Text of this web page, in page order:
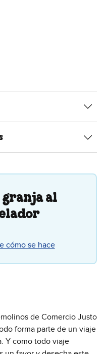
granja al
cómo se hace
de Comercio Justo
forma parte de un viaje
Y como todo viaje